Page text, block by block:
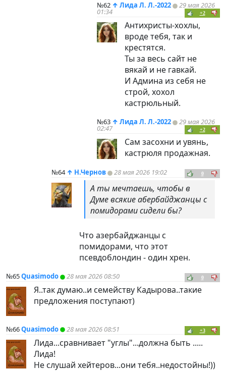
№62 ↑ Лида Л. Л.-2022 29 мая 2026
01:34 +2
Антихристы-хохлы,
вроде тебя, так и
крестятся.
Ты за весь сайт не
вякай и не гавкай.
И Админа из себя не
строй, хохол
кастрюльный.
№63 ↑ Лида Л. Л.-2022 29 мая 2026
02:47 +2
Сам засохни и увянь,
кастрюля продажная.
№64 ↑ Н.Чернов 28 мая 2026 19:02 0
А ты мечтаешь, чтобы в
Думе всякие абербайджанцы с
помидорами сидели бы?
Что азербайджанцы с
помидорами, что этот
псевдоблондин - один хрен.
№65Quasimodo 28 мая 2026 08:50 0
Я..так думаю..и семейству Кадырова..такие
предложения поступают)
№66Quasimodo 28 мая 2026 08:51 +3
Лида...сравнивает "углы"...должна быть .....
Лида!
Не слушай хейтеров...они тебя..недостойны!))